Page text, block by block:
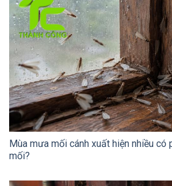
Mùa mưa mối cánh xuất hiện nhiều có
mối?